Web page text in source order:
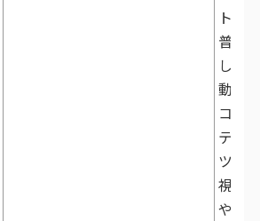
トが
普及
し、
動画
コン
テン
ツの
視聴
や容